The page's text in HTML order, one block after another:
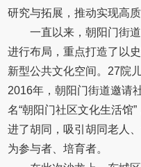
研究与拓展，推动实现高质
一直以来，朝阳门街
进行布局，重点打造了以
新型公共文化空间。27院
2016年，朝阳门街道邀请
名“朝阳门社区文化生活馆
进了胡同，吸引胡同老人
为参与者、培育者。